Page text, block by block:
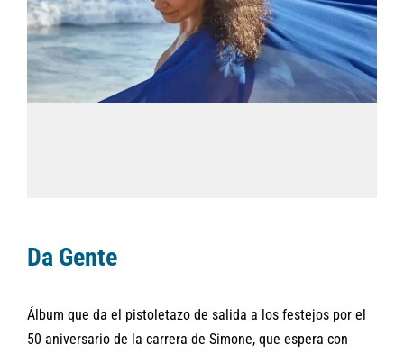
Da Gente
Álbum que da el pistoletazo de salida a los festejos por el
50 aniversario de la carrera de Simone, que espera con